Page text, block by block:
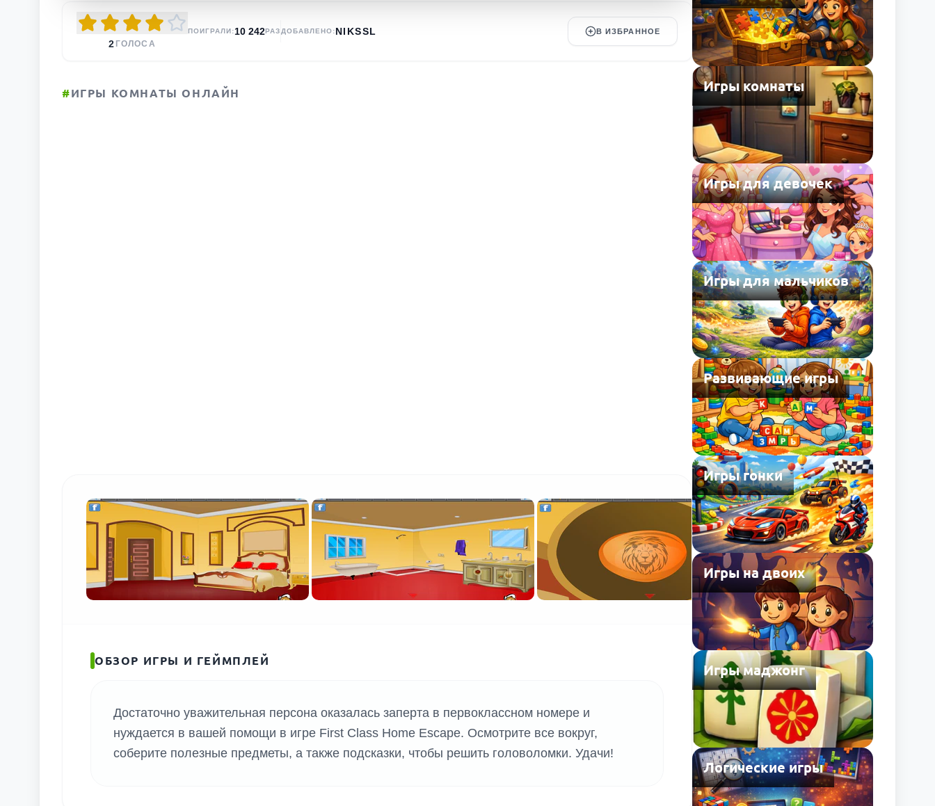
2 ГОЛОСА
ПОИГРАЛИ:10 242РАЗ ДОБАВЛЕНО:NIKSSL В ИЗБРАННОЕ
#ИГРЫ КОМНАТЫ ОНЛАЙН
ОБЗОР ИГРЫ И ГЕЙМПЛЕЙ
Достаточно уважительная персона оказалась заперта в первоклассном номере и
нуждается в вашей помощи в игре First Class Home Escape. Осмотрите все вокруг,
соберите полезные предметы, а также подсказки, чтобы решить головоломки. Удачи!
Игры комнаты
Игры для девочек
Игры для мальчиков
Развивающие игры
Игры гонки
Игры на двоих
Игры маджонг
Логические игры